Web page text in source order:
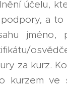
účelu,
a to
za kurz.
kurzem ve